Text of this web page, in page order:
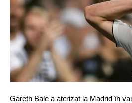
Gareth Bale a aterizat la Madrid în